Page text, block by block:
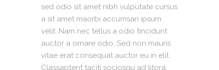
sed odio sit amet nibh vulputate cursus
a sit amet maorbi accumsan ipsum
velit. Nam nec tellus a odio tincidunt
auctor a ornare odio. Sed non mauris
vitae erat consequat auctor eu in elit.
Classaptent taciti sociosqu ad litora